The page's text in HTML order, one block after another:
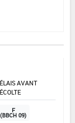
AVANT
F
(BBCH 09)